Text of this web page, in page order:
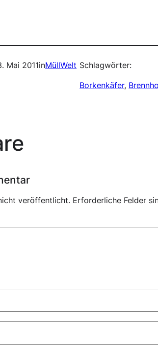
Mai 2011inMüllWelt Schlagwörter:
Borkenkäfer,
veröffentlicht. Erforderliche Felder